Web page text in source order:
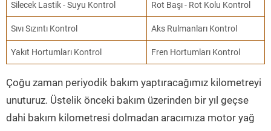
Silecek Lastik - Suyu Kontrol Rot Başı - Rot Kolu Kontrol
Sıvı Sızıntı Kontrol Aks Rulmanları Kontrol
Yakıt Hortumları Kontrol Fren Hortumları Kontrol
Çoğu zaman periyodik bakım yaptıracağımız kilometreyi
unuturuz. Üstelik önceki bakım üzerinden bir yıl geçse
dahi bakım kilometresi dolmadan aracımıza motor yağ